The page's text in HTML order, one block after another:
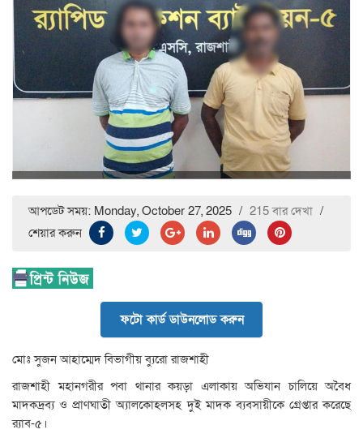
আপডেট সময়: Monday, October 27, 2025 / 215 বার দেখা /
শেয়ার করুন
ফটো কার্ড ডাউনলোড করুন
মোঃ সুজন আহাম্মেদ বিভাগীয় ব্যুরো রাজশাহী
রাজশাহী মহানগরীর পবা থানার কয়ড়া এলাকায় অভিযান চালিয়ে অবৈধ
মাদকদ্রব্য ও প্রাণঘাতী অ্যালকোহলসহ দুই মাদক ব্যবসায়ীকে গ্রেপ্তার করেছে
র‌্যাব-৫।